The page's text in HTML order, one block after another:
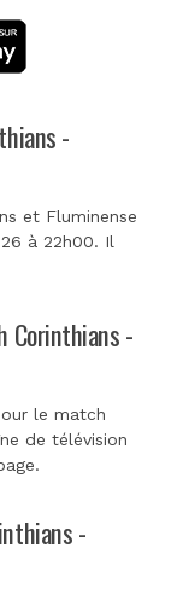
-
et Fluminense
à 22h00. Il
Corinthians -
le match
de télévision
-